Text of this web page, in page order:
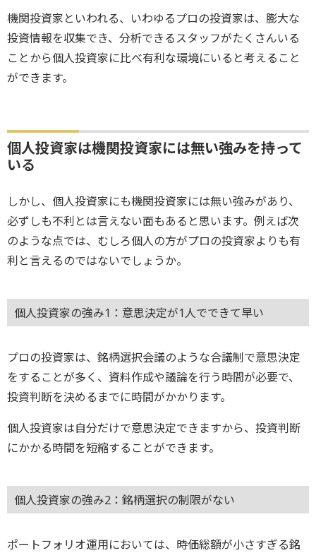
機関投資家といわれる、いわゆるプロの投資家は、膨大な
投資情報を収集でき、分析できるスタッフがたくさんいる
ことから個人投資家に比べ有利な環境にいると考えること
ができます。
個人投資家は機関投資家には無い強みを持って
いる
しかし、個人投資家にも機関投資家には無い強みがあり、
必ずしも不利とは言えない面もあると思います。例えば次
のような点では、むしろ個人の方がプロの投資家よりも有
利と言えるのではないでしょうか。
個人投資家の強み1：意思決定が1人でできて早い
プロの投資家は、銘柄選択会議のような合議制で意思決定
をすることが多く、資料作成や議論を行う時間が必要で、
投資判断を決めるまでに時間がかかります。
個人投資家は自分だけで意思決定できますから、投資判断
にかかる時間を短縮することができます。
個人投資家の強み2：銘柄選択の制限がない
ポートフォリオ運用においては、時価総額が小さすぎる銘